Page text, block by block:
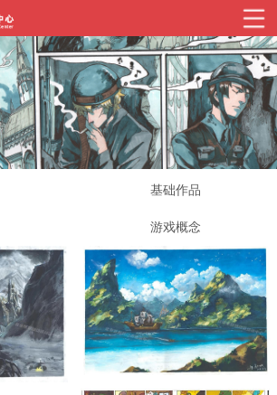
基础作品
游戏概念